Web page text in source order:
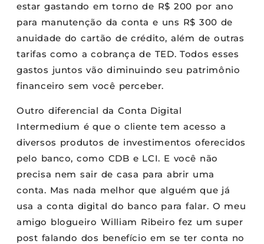
estar gastando em torno de R$ 200 por ano
para manutenção da conta e uns R$ 300 de
anuidade do cartão de crédito, além de outras
tarifas como a cobrança de TED. Todos esses
gastos juntos vão diminuindo seu patrimônio
financeiro sem você perceber.
Outro diferencial da Conta Digital
Intermedium é que o cliente tem acesso a
diversos produtos de investimentos oferecidos
pelo banco, como CDB e LCI. E você não
precisa nem sair de casa para abrir uma
conta. Mas nada melhor que alguém que já
usa a conta digital do banco para falar. O meu
amigo blogueiro William Ribeiro fez um super
post falando dos benefício em se ter conta no